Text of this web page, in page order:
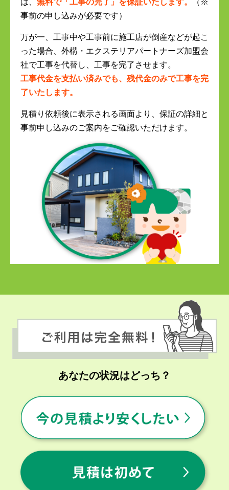
は、 無料で「工事の完了」を保証いたします。
（※
事前の申し込みが必要です）
万が一、工事中や工事前に施工店が倒産などが起こ
った場合、外構・エクステリアパートナーズ加盟会
社で工事を代替し、工事を完了させます。
工事代金を支払い済みでも、残代金のみで工事を完
了いたします。
見積り依頼後に表示される画面より、保証の詳細と
事前申し込みのご案内をご確認いただけます。
あなたの状況はどっち？